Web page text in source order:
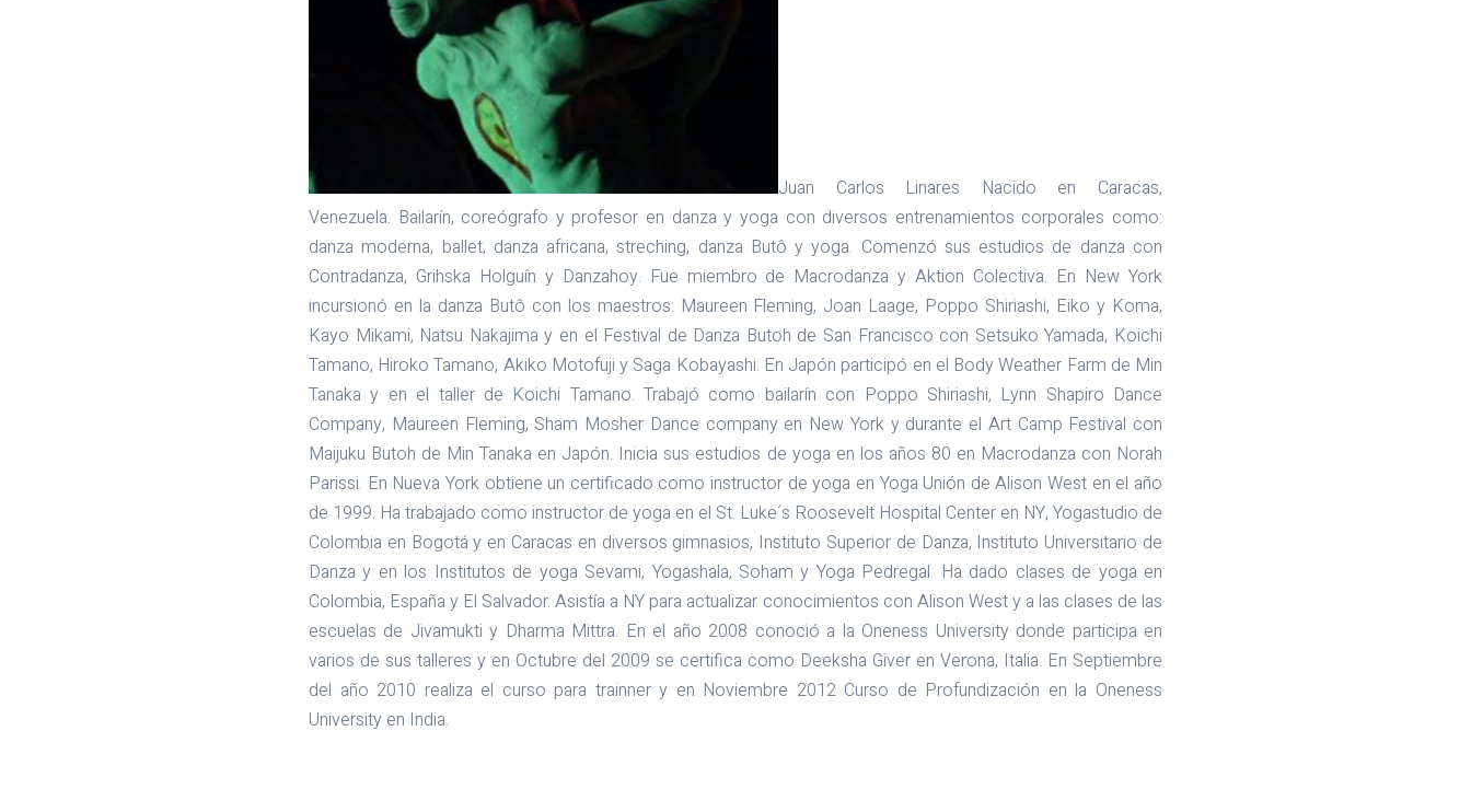
Juan Carlos Linares Nacido en Caracas,
Venezuela. Bailarín, coreógrafo y profesor en danza y yoga con diversos entrenamientos corporales como:
danza moderna, ballet, danza africana, streching, danza Butô y yoga. Comenzó sus estudios de danza con
Contradanza, Grihska Holguín y Danzahoy. Fue miembro de Macrodanza y Aktion Colectiva. En New York
incursionó en la danza Butô con los maestros: Maureen Fleming, Joan Laage, Poppo Shiriashi, Eiko y Koma,
Kayo Mikami, Natsu Nakajima y en el Festival de Danza Butoh de San Francisco con Setsuko Yamada, Koichi
Tamano, Hiroko Tamano, Akiko Motofuji y Saga Kobayashi. En Japón participó en el Body Weather Farm de Min
Tanaka y en el taller de Koichi Tamano. Trabajó como bailarín con Poppo Shiriashi, Lynn Shapiro Dance
Company, Maureen Fleming, Sham Mosher Dance company en New York y durante el Art Camp Festival con
Maijuku Butoh de Min Tanaka en Japón. Inicia sus estudios de yoga en los años 80 en Macrodanza con Norah
Parissi. En Nueva York obtiene un certificado como instructor de yoga en Yoga Unión de Alison West en el año
de 1999. Ha trabajado como instructor de yoga en el St. Luke´s Roosevelt Hospital Center en NY, Yogastudio de
Colombia en Bogotá y en Caracas en diversos gimnasios, Instituto Superior de Danza, Instituto Universitario de
Danza y en los Institutos de yoga Sevami, Yogashala, Soham y Yoga Pedregal. Ha dado clases de yoga en
Colombia, España y El Salvador. Asistía a NY para actualizar conocimientos con Alison West y a las clases de las
escuelas de Jivamukti y Dharma Mittra. En el año 2008 conoció a la Oneness University donde participa en
varios de sus talleres y en Octubre del 2009 se certifica como Deeksha Giver en Verona, Italia. En Septiembre
del año 2010 realiza el curso para trainner y en Noviembre 2012 Curso de Profundización en la Oneness
University en India.